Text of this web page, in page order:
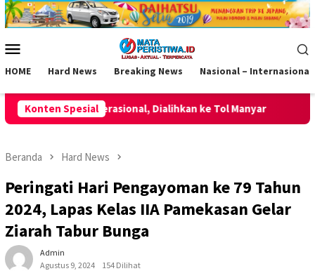
Loncat
ke
Mobile
HOME Hard News Breaking News Nasional – Internasional
Konten Spesial
ke Tol Manyar Momentum HUT ke-2 AKPERSI,
Beranda Hard News
Peringati Hari Pengayoman ke 79 Tahun
2024, Lapas Kelas IIA Pamekasan Gelar
Ziarah Tabur Bunga
Admin
Agustus 9, 2024
154 Dilihat